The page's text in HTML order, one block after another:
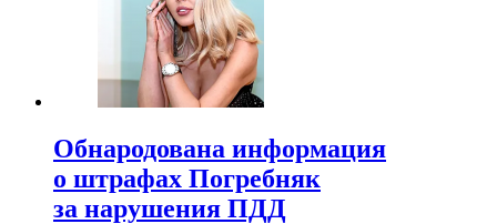
Обнародована информация
о штрафах Погребняк
за нарушения ПДД